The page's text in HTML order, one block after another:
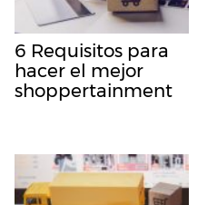
6 Requisitos para
hacer el mejor
shoppertainment